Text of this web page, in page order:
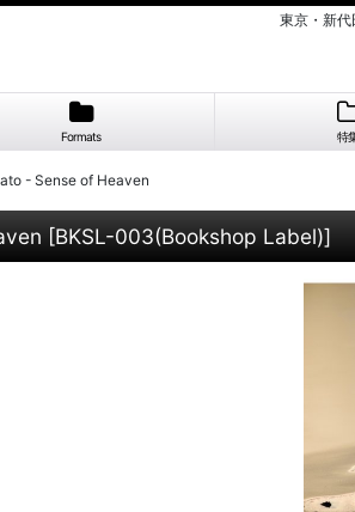
東京・新代
Formats 特
- Sense of Heaven
[BKSL-003(Bookshop Label)]